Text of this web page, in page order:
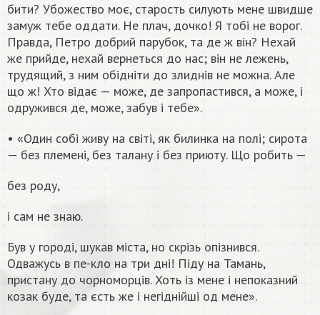
бити? Убожество моє, старость силують мене швидше
замуж тебе оддати. Не плач, дочко! Я тобі не ворог.
Правда, Петро добрий парубок, та де ж він? Нехай
же прийде, нехай вернеться до нас; він не лежень,
трудящий, з ним обідніти до злиднів не можна. Але
що ж! Хто відає — може, де запропастився, а може, і
одружився де, може, забув і тебе».
• «Один собі живу на світі, як билинка на полі; сирота
— без племені, без талану і без приюту. Що робить —
без роду,
і сам не знаю.
Був у городі, шукав міста, но скрізь опізнився.
Одважусь в пе-кло на три дні! Піду на Тамань,
пристану до чорноморців. Хоть із мене і непоказний
козак буде, та єсть же і негіднійші од мене».